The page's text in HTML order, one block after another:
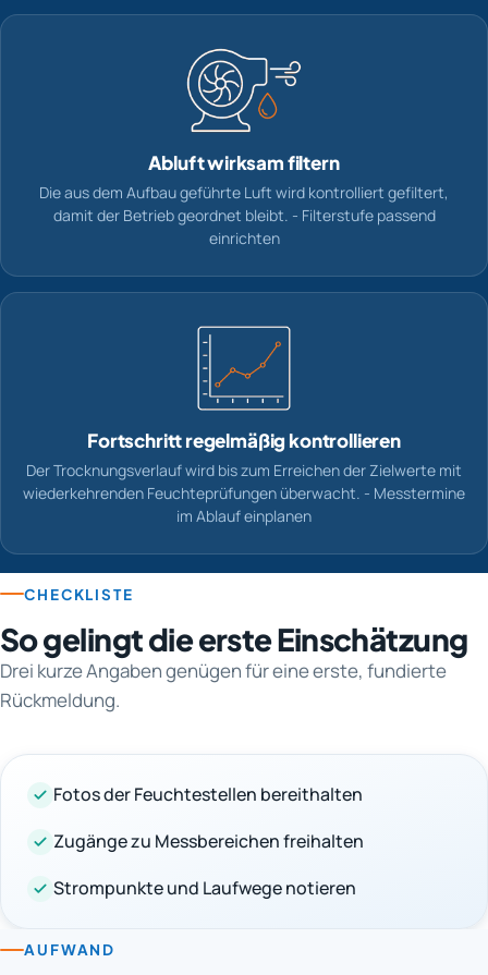
Abluft wirksam filtern
Die aus dem Aufbau geführte Luft wird kontrolliert gefiltert,
damit der Betrieb geordnet bleibt. - Filterstufe passend
einrichten
Fortschritt regelmäßig kontrollieren
Der Trocknungsverlauf wird bis zum Erreichen der Zielwerte mit
wiederkehrenden Feuchteprüfungen überwacht. - Messtermine
im Ablauf einplanen
CHECKLISTE
So gelingt die erste Einschätzung
Drei kurze Angaben genügen für eine erste, fundierte
Rückmeldung.
Fotos der Feuchtestellen bereithalten
Zugänge zu Messbereichen freihalten
Strompunkte und Laufwege notieren
AUFWAND